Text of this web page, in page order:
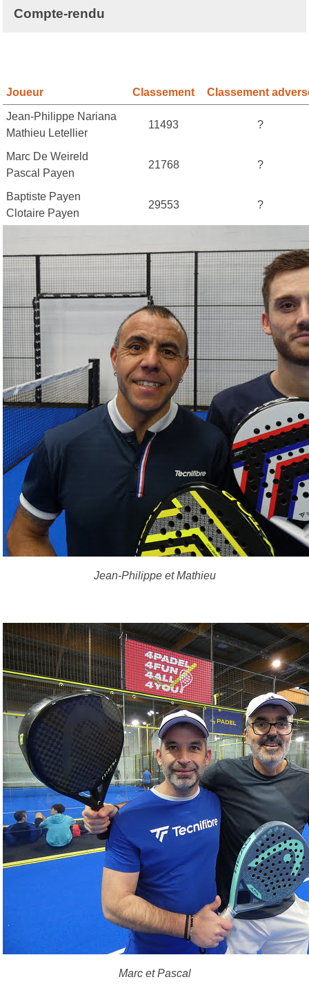
Compte-rendu
Joueur Classement Classement
Jean-Philippe Nariana
Mathieu Letellier
11493 ?
Marc De Weireld
Pascal Payen
21768 ?
Baptiste Payen
Clotaire Payen
29553 ?
Jean-Philippe et Mathieu
Marc et Pascal